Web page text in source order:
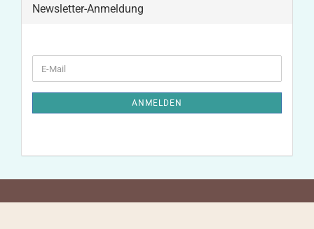
Newsletter-Anmeldung
ZUR
E-
Mail
ANMELDEN